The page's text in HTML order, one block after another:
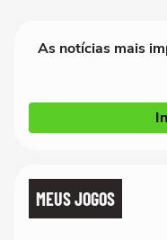
As notícias mais
MEUS JOGOS